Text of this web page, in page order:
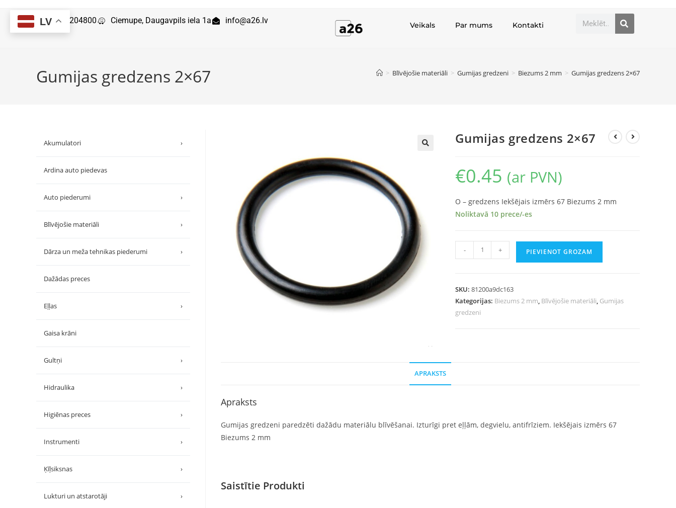
29204800 Ciemupe, Daugavpils iela 1a info@a26.lv Veikals Par mums Kontakti
Gumijas gredzens 2×67 > Blīvējošie materiāli > Gumijas gredzeni > Biezums 2 mm > Gumijas gredzens 2×67
Gumijas gredzens 2×67
€0.45 (ar PVN)
O – gredzens Iekšējais izmērs 67 Biezums 2 mm
Noliktavā 10 prece/-es
- + PIEVIENOT GROZAM
SKU:81200a9dc163
Kategorijas: Biezums 2 mm, Blīvējošie materiāli, Gumijas
gredzeni
APRAKSTS
Apraksts
Gumijas gredzeni paredzēti dažādu materiālu blīvēšanai. Izturīgi pret eļļām, degvielu, antifrīziem. Iekšējais izmērs 67
Biezums 2 mm
Saistītie Produkti
Akumulatori ›
Ardina auto piedevas
Auto piederumi ›
Blīvējošie materiāli ›
Dārza un meža tehnikas piederumi ›
Dažādas preces
Eļļas ›
Gaisa krāni
Gultņi ›
Hidraulika ›
Higiēnas preces ›
Instrumenti ›
Ķīļsiksnas ›
Lukturi un atstarotāji ›
LV